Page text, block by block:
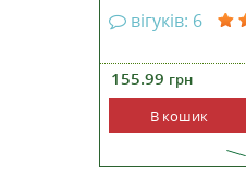
вігуків: 6
155.99 грн
В кошик